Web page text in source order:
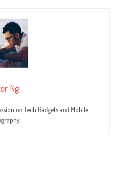
Ng
on Tech Gadgets and Mobile